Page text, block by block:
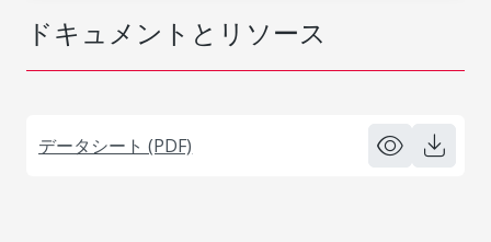
ドキュメントとリソース
データシート (PDF)